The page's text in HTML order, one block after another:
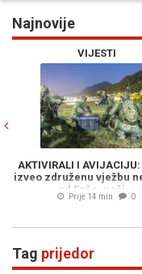
Najnovije
VIJESTI
AKTIVIRALI I AVIJACIJU:
izveo združenu vježbu
od Foče, uoči...
Prije 14 min 0
Tag prijedor